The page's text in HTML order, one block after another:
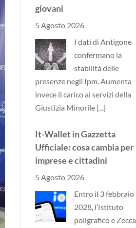
giovani
5 Agosto 2026
I dati di Antigone
confermano la
stabilità delle
presenze negli Ipm. Aumenta
invece il carico ai servizi della
Giustizia Minorile [...]
It-Wallet in Gazzetta
Ufficiale: cosa cambia per
imprese e cittadini
5 Agosto 2026
Entro il 3 febbraio
2028, l’Istituto
poligrafico e Zecca